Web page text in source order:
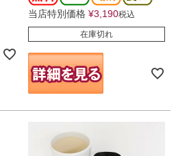
当店特別価格 ¥3,190税込
在庫切れ